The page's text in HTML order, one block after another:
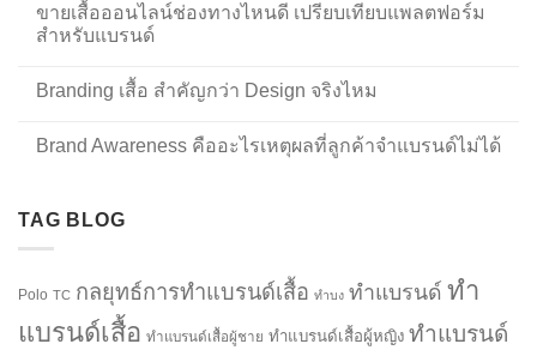
ขายเสื้อออนไลน์ช่องทางไหนดี เปรียบเทียบแพลตฟอร์ม
สำหรับแบรนด์
Branding เสื้อ สำคัญกว่า Design จริงไหม
Brand Awareness คืออะไรเหตุผลที่ลูกค้าจำแบรนด์ไม่ได้
TAG BLOG
Polo TC กลยุทธ์การทำแบรนด์เสื้อ ทำบง ทำแบรนด์ ทำ
แบรนด์เสื้อ ทำแบรนด์เสื้อผู้ชาย ทำแบรนด์เสื้อผู้หญิง ทำแบรนด์